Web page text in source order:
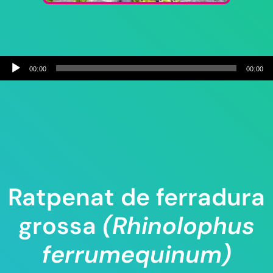
Reproductor
d'àudio
00:00 00:00
Ratpenat de ferradura
grossa (Rhinolophus
ferrumequinum)